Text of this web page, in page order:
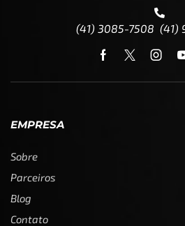
(41) 3085-7508 (41)
EMPRESA
Sobre
Parceiros
Blog
Contato